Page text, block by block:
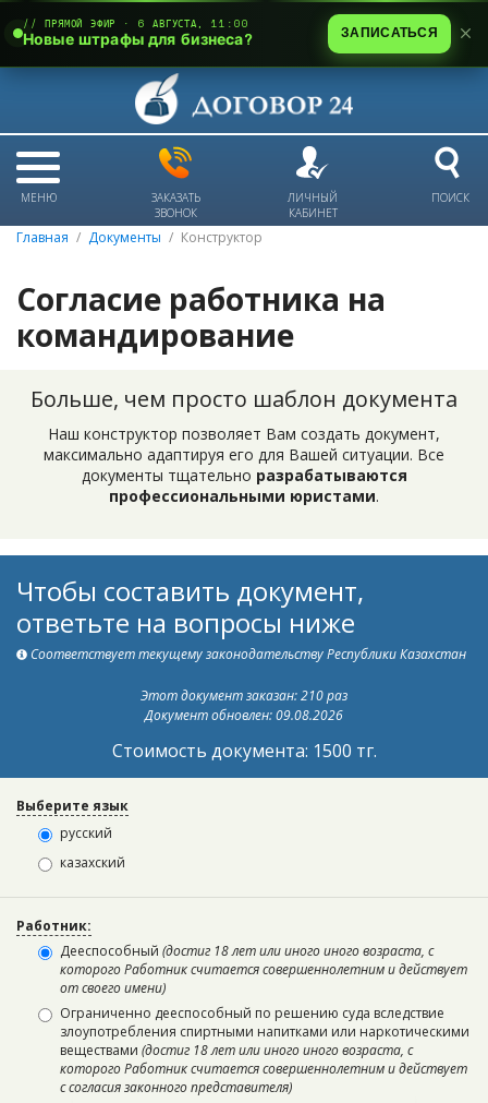
МЕНЮ
ЗАКАЗАТЬ
ЗВОНОК
ЛИЧНЫЙ
КАБИНЕТ
ПОИСК
Главная Документы Конструктор
Согласие работника на
командирование
Больше, чем просто шаблон документа
Наш конструктор позволяет Вам создать документ,
максимально адаптируя его для Вашей ситуации. Все
документы тщательно разрабатываются
профессиональными юристами.
Чтобы составить документ,
ответьте на вопросы ниже
Соответствует текущему законодательству Республики Казахстан
Этот документ заказан: 210 раз
Документ обновлен: 09.08.2026
Стоимость документа: 1500 тг.
Выберите язык
русский
казахский
Работник:
Дееспособный (достиг 18 лет или иного иного возраста, с
которого Работник считается совершеннолетним и действует
от своего имени)
Ограниченно дееспособный по решению суда вследствие
злоупотребления спиртными напитками или наркотическими
веществами (достиг 18 лет или иного иного возраста, с
которого Работник считается совершеннолетним и действует
с согласия законного представителя)
// ПРЯМОЙ ЭФИР · 6 АВГУСТА, 11:00
Новые штрафы для бизнеса? ЗАПИСАТЬСЯ